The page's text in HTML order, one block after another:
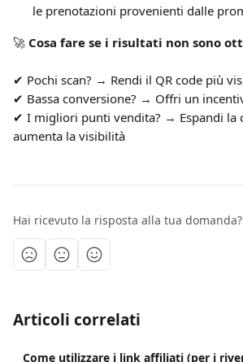
le prenotazioni provenienti dalle
🚀 Cosa fare se i risultati non sono
✔ Pochi scan? → Rendi il QR code più
✔ Bassa conversione? → Offri un
✔ I migliori punti vendita? → Espandi la
aumenta la visibilità
Hai ricevuto la risposta alla tua domanda?
Articoli correlati
Come utilizzare i link affiliati (per i